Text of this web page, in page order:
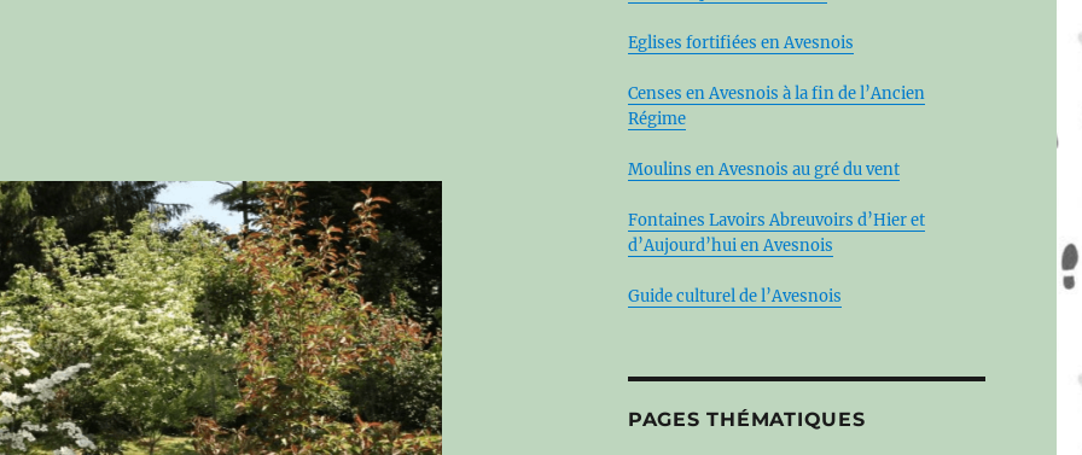
Eglises fortifiées en Avesnois
Censes en Avesnois à la fin de l’Ancien
Régime
Moulins en Avesnois au gré du vent
Fontaines Lavoirs Abreuvoirs d’Hier et
d’Aujourd’hui en Avesnois
Guide culturel de l’Avesnois
PAGES THÉMATIQUES